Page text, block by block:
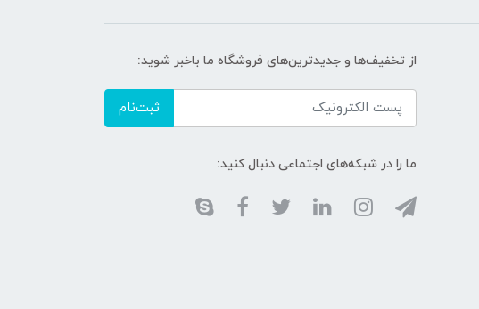
از تخفیف‌ها و جدیدترین‌های فروشگاه ما باخبر شوید:
ثبت‌نام
ما را در شبکه‌های اجتماعی دنبال کنید: